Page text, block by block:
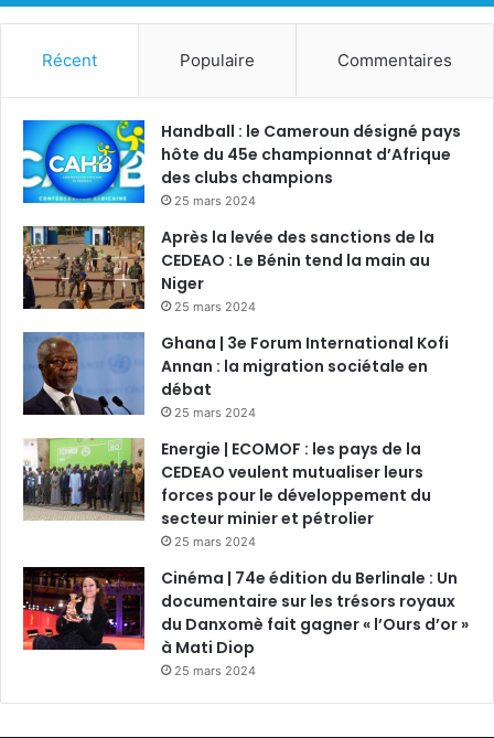
Récent Populaire Commentaires
Handball : le Cameroun désigné pays
hôte du 45e championnat d’Afrique
des clubs champions
25 mars 2024
Après la levée des sanctions de la
CEDEAO : Le Bénin tend la main au
Niger
25 mars 2024
Ghana | 3e Forum International Kofi
Annan : la migration sociétale en
débat
25 mars 2024
Energie | ECOMOF : les pays de la
CEDEAO veulent mutualiser leurs
forces pour le développement du
secteur minier et pétrolier
25 mars 2024
Cinéma | 74e édition du Berlinale : Un
documentaire sur les trésors royaux
du Danxomè fait gagner « l’Ours d’or »
à Mati Diop
25 mars 2024